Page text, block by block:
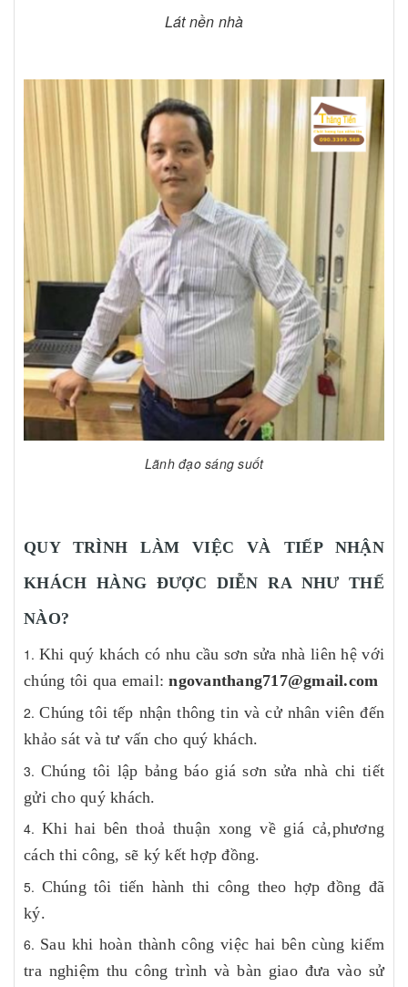
Lát nền nhà
Lãnh đạo sáng suốt
QUY TRÌNH LÀM VIỆC VÀ TIẾP NHẬN
KHÁCH HÀNG ĐƯỢC DIỄN RA NHƯ THẾ
NÀO?
Khi quý khách có nhu cầu sơn sửa nhà liên hệ với
chúng tôi qua email:ngovanthang717@gmail.com
Chúng tôi tếp nhận thông tin và cử nhân viên đến
khảo sát và tư vấn cho quý khách.
Chúng tôi lập bảng báo giá sơn sửa nhà chi tiết
gửi cho quý khách.
Khi hai bên thoả thuận xong về giá cả,phương
cách thi công, sẽ ký kết hợp đồng.
Chúng tôi tiến hành thi công theo hợp đồng đã
ký.
Sau khi hoàn thành công việc hai bên cùng kiểm
tra nghiệm thu công trình và bàn giao đưa vào sử